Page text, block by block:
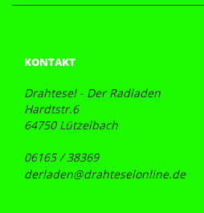
KONTAKT
Drahtesel - Der Radladen
Hardtstr.6
64750 Lützelbach
06165 / 38369
derladen@drahteselonline.de